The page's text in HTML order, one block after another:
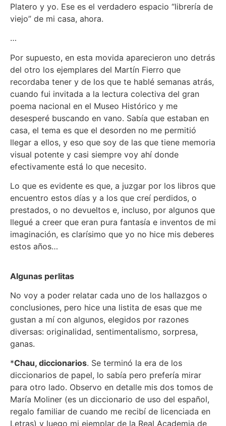
Platero y yo. Ese es el verdadero espacio “librería de
viejo” de mi casa, ahora.
…
Por supuesto, en esta movida aparecieron uno detrás
del otro los ejemplares del Martín Fierro que
recordaba tener y de los que te hablé semanas atrás,
cuando fui invitada a la lectura colectiva del gran
poema nacional en el Museo Histórico y me
desesperé buscando en vano. Sabía que estaban en
casa, el tema es que el desorden no me permitió
llegar a ellos, y eso que soy de las que tiene memoria
visual potente y casi siempre voy ahí donde
efectivamente está lo que necesito.
Lo que es evidente es que, a juzgar por los libros que
encuentro estos días y a los que creí perdidos, o
prestados, o no devueltos e, incluso, por algunos que
llegué a creer que eran pura fantasía e inventos de mi
imaginación, es clarísimo que yo no hice mis deberes
estos años…
Algunas perlitas
No voy a poder relatar cada uno de los hallazgos o
conclusiones, pero hice una listita de esas que me
gustan a mí con algunos, elegidos por razones
diversas: originalidad, sentimentalismo, sorpresa,
ganas.
*Chau, diccionarios. Se terminó la era de los
diccionarios de papel, lo sabía pero prefería mirar
para otro lado. Observo en detalle mis dos tomos de
María Moliner (es un diccionario de uso del español,
regalo familiar de cuando me recibí de licenciada en
Letras) y luego mi ejemplar de la Real Academia de